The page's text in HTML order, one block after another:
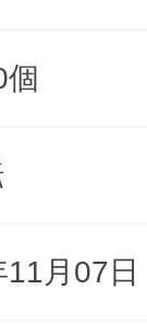
個
11月07日